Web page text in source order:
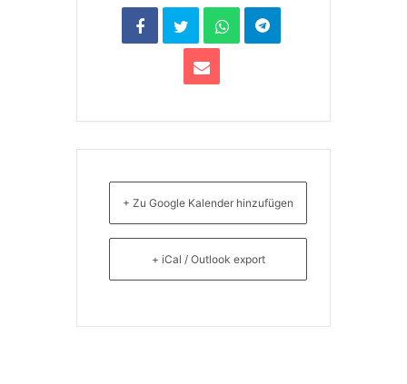
+ Zu Google Kalender hinzufügen
+ iCal / Outlook export